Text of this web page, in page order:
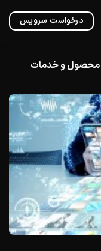
درخواست سرویس
محصول و خدمات